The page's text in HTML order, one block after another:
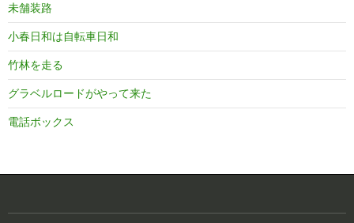
未舗装路
小春日和は自転車日和
竹林を走る
グラベルロードがやって来た
電話ボックス